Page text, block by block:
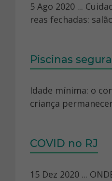
5 Ago 2020 ...
reas fechadas:
Piscinas
Idade mínima: o
criança
COVID no RJ
15 Dez 2020 ...